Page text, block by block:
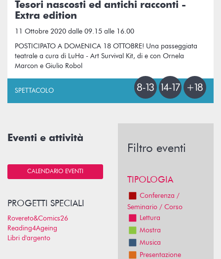
Tesori nascosti ed antichi racconti -
Extra edition
11 Ottobre 2020 dalle 09.15 alle 16.00
POSTICIPATO A DOMENICA 18 OTTOBRE! Una passeggiata
teatrale a cura di LuHa - Art Survival Kit, di e con Ornela
Marcon e Giulio Robol
SPETTACOLO
Eventi e attività
CALENDARIO EVENTI
PROGETTI SPECIALI
Rovereto&Comics26
Reading4Ageing
Libri d'argento
Filtro eventi
TIPOLOGIA
Conferenza /
Seminario / Corso
Lettura
Mostra
Musica
Presentazione